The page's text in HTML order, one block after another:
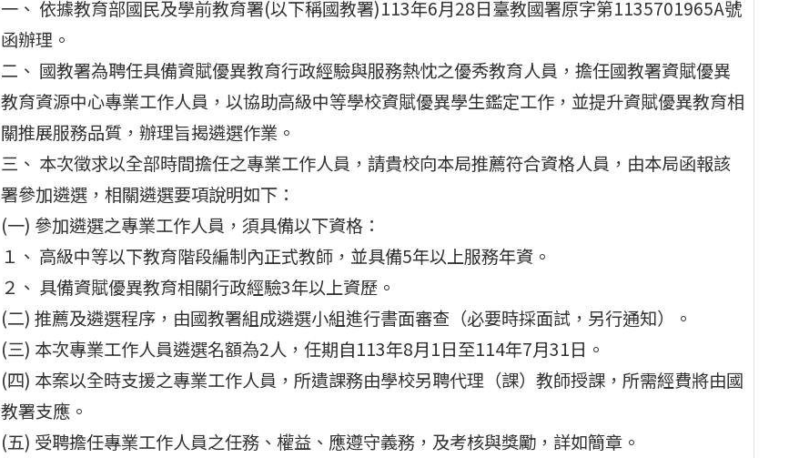
一、 依據教育部國民及學前教育署(以下稱國教署)113年6月28日臺教國署原字第1135701965A號
函辦理。
二、 國教署為聘任具備資賦優異教育行政經驗與服務熱忱之優秀教育人員，擔任國教署資賦優異
教育資源中心專業工作人員，以協助高級中等學校資賦優異學生鑑定工作，並提升資賦優異教育相
關推展服務品質，辦理旨揭遴選作業。
三、 本次徵求以全部時間擔任之專業工作人員，請貴校向本局推薦符合資格人員，由本局函報該
署參加遴選，相關遴選要項說明如下：
(一) 參加遴選之專業工作人員，須具備以下資格：
１、 高級中等以下教育階段編制內正式教師，並具備5年以上服務年資。
２、 具備資賦優異教育相關行政經驗3年以上資歷。
(二) 推薦及遴選程序，由國教署組成遴選小組進行書面審查（必要時採面試，另行通知）。
(三) 本次專業工作人員遴選名額為2人，任期自113年8月1日至114年7月31日。
(四) 本案以全時支援之專業工作人員，所遺課務由學校另聘代理（課）教師授課，所需經費將由國
教署支應。
(五) 受聘擔任專業工作人員之任務、權益、應遵守義務，及考核與獎勵，詳如簡章。